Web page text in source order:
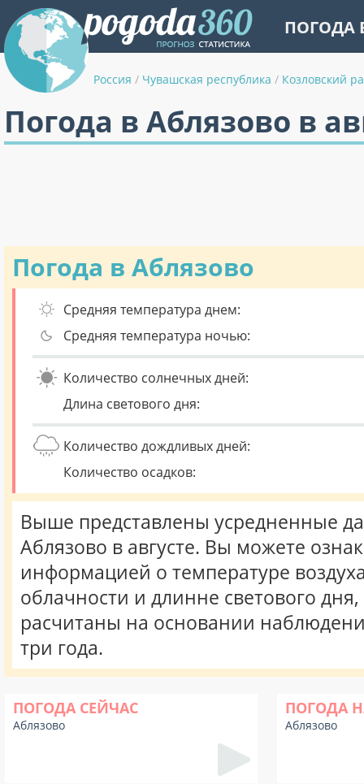
ПОГОДА
Россия / Чувашская республика / Козловский
Погода в Аблязово в
Погода в Аблязово
Средняя температура днем:
Средняя температура ночью:
Количество солнечных дней:
Длина светового дня:
Количество дождливых дней:
Количество осадков:
Выше представлены усредненные
Аблязово в августе. Вы можете
информацией о температуре
облачности и длинне светового
расчитаны на основании
три года.
ПОГОДА СЕЙЧАС
Аблязово
ПОГОДА
Аблязово